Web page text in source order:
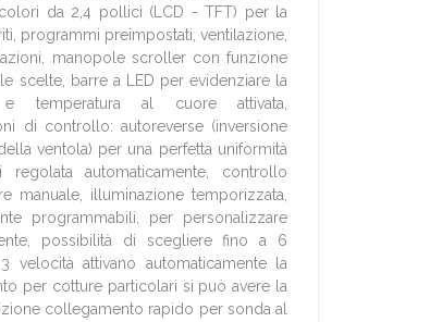
da 2,4 pollici (LCD - TFT) per la
programmi preimpostati, ventilazione,
manopole scroller con funzione
scelte, barre a LED per evidenziare la
temperatura al cuore attivata,
di controllo: autoreverse (inversione
ventola) per una perfetta uniformità
automaticamente, controllo
manuale, illuminazione temporizzata,
programmabili, per personalizzare
possibilità di scegliere fino a 6
attivano automaticamente la
per cotture particolari si può avere la
collegamento rapido per sonda al